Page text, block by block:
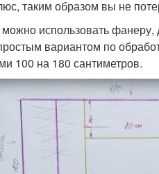
таким образом вы не
можно использовать
вариантом по
100 на 180 сантиметров.